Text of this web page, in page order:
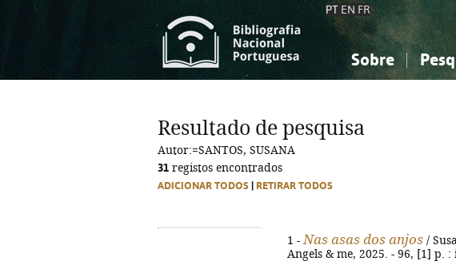
PT EN FR
Sobre
Ciências sociais...
Ciências sociais...
Resultado de pesquisa
Autor:=SANTOS, SUSANA
31 registos encontrados
ADICIONAR TODOS RETIRAR TODOS
1 - Nas asas dos anjos /
Angels & me, 2025. - 96, [1] p. :